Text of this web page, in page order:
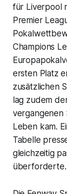
für Liverpool
Premier
Champions
ersten Platz
zusätzlichen
lag zudem
vergangenen
Leben kam.
Tabelle
gleichzeitig
überforderte.